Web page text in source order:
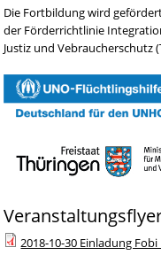
Die Fortbildung wird
der Förderrichtlinie
Justiz und Vebraucherschutz
2018-10-30 Einladung